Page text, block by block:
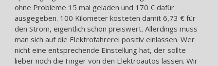
ohne Probleme 15 mal geladen und 170 € dafür
ausgegeben. 100 Kilometer kosteten damit 6,73 € für
den Strom, eigentlich schon preiswert. Allerdings muss
man sich auf die Elektrofahrerei positiv einlassen. Wer
nicht eine entsprechende Einstellung hat, der sollte
lieber noch die Finger von den Elektroautos lassen. Wir